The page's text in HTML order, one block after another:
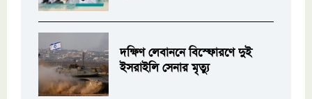
দক্ষিণ লেবাননে বিস্ফোরণে দুই
ইসরাইলি সেনার মৃত্যু